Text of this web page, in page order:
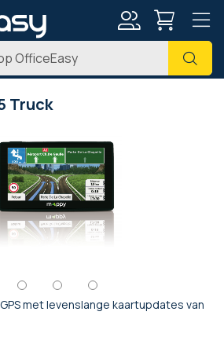
Zoek
Truck
met levenslange kaartupdates van